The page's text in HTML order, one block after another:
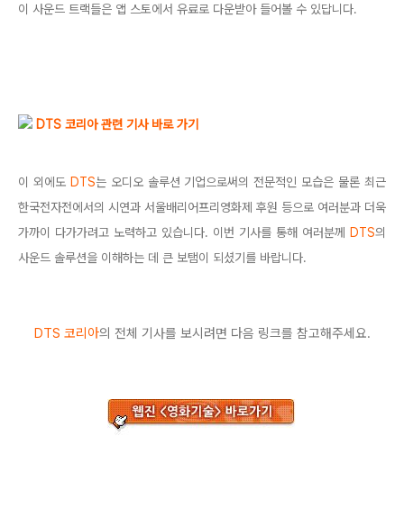
이 사운드 트랙들은 앱 스토에서 유료로 다운받아 들어볼 수 있답니다.
DTS 코리아 관련 기사 바로 가기
이 외에도 DTS는 오디오 솔루션 기업으로써의 전문적인 모습은 물론 최근
한국전자전에서의 시연과 서울배리어프리영화제 후원 등으로 여러분과 더욱
가까이 다가가려고 노력하고 있습니다. 이번 기사를 통해 여러분께
DTS의
사운드 솔루션을 이해하는 데 큰 보탬이 되셨기를 바랍니다.
DTS 코리아의 전체 기사를 보시려면 다음 링크를 참고해주세요.